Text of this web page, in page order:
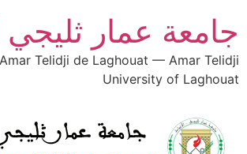
جامعة عمار ثليجي
Telidji de Laghouat — Amar Telidji
University of Laghouat